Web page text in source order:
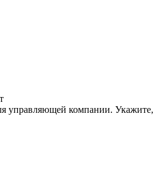
управляющей компании. Укажите,